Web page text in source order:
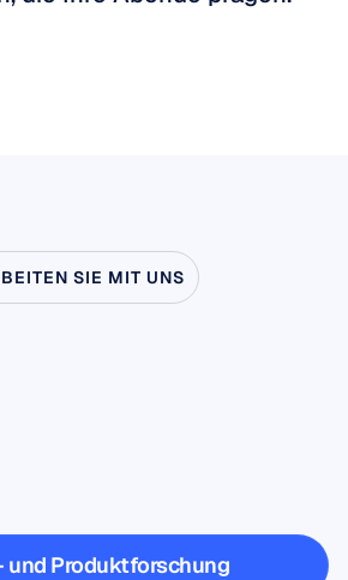
SIE MIT UNS
verlässt
und Produktforschung